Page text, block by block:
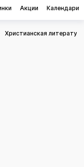
Акции Календари
Христианская литература